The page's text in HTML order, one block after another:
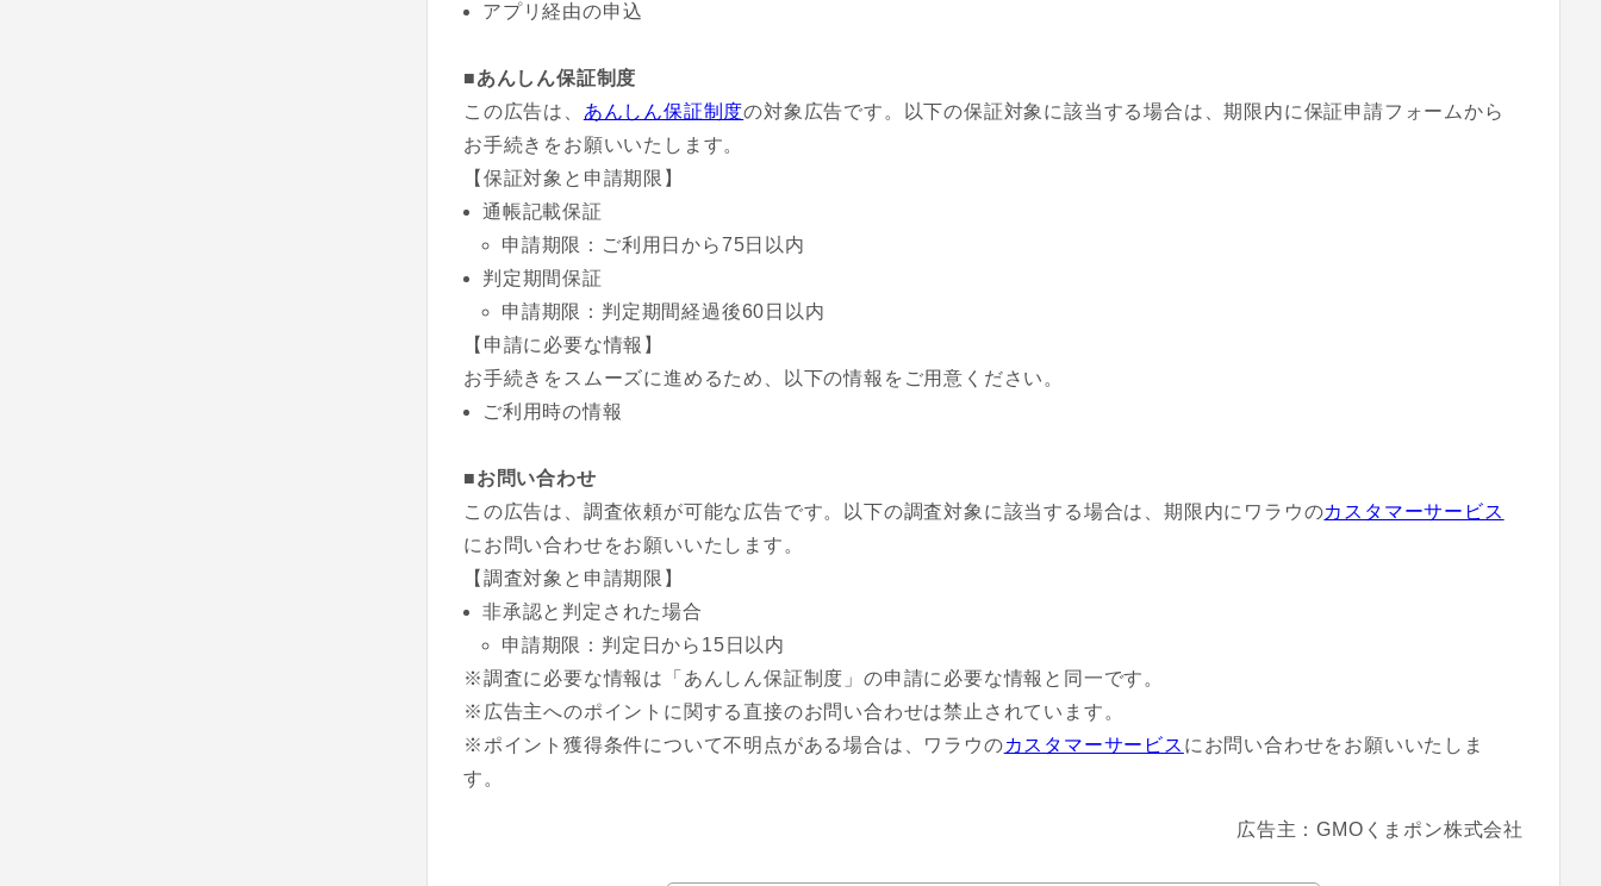
アプリ経由の申込
■あんしん保証制度
この広告は、 あんしん保証制度の対象広告です。以下の保証対象に該当する場合は、期限内に保証申請フォームから
お手続きをお願いいたします。
【保証対象と申請期限】
通帳記載保証
申請期限：ご利用日から75日以内
判定期間保証
申請期限：判定期間経過後60日以内
【申請に必要な情報】
お手続きをスムーズに進めるため、以下の情報をご用意ください。
ご利用時の情報
■お問い合わせ
この広告は、調査依頼が可能な広告です。以下の調査対象に該当する場合は、期限内にワラウのカスタマーサービス
にお問い合わせをお願いいたします。
【調査対象と申請期限】
非承認と判定された場合
申請期限：判定日から15日以内
※調査に必要な情報は「あんしん保証制度」の申請に必要な情報と同一です。
※広告主へのポイントに関する直接のお問い合わせは禁止されています。
※ポイント獲得条件について不明点がある場合は、ワラウのカスタマーサービス にお問い合わせをお願いいたしま
す。
広告主：GMOくまポン株式会社